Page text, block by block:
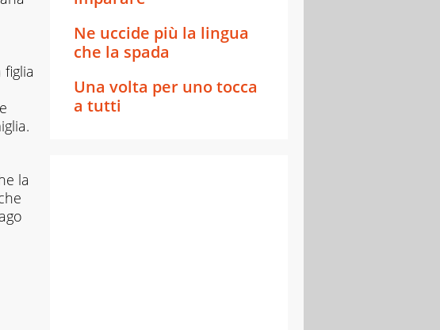
la
Ne uccide più la lingua
che la spada
Una volta per uno tocca
a tutti